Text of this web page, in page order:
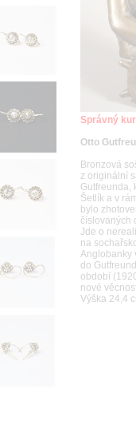
Správný
Otto
Bronzová
z originální
Gutfreunda,
Šetlík a v
bylo
číslovaných
Jde o
na
Anglobanky
do
období
nové
Výška 24,4